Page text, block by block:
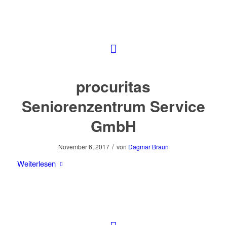
procuritas
Seniorenzentrum Service
GmbH
November 6, 2017 / von Dagmar Braun
Weiterlesen